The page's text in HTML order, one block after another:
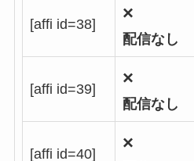
[affi id=38]
×
配信なし
[affi id=39]
×
配信なし
[affi id=40]
×